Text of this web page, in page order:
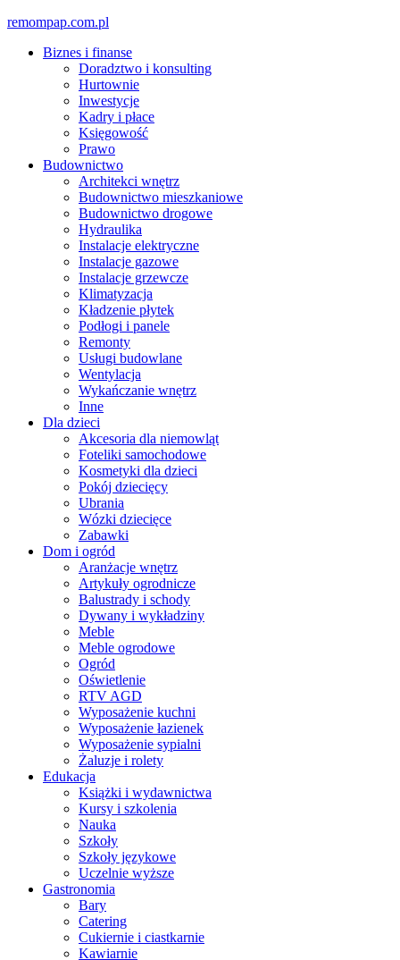
Skip
content
remompap.com.pl
Biznes i finanse
Doradztwo i konsulting
Hurtownie
Inwestycje
Kadry i płace
Księgowość
Prawo
Budownictwo
Architekci wnętrz
Budownictwo mieszkaniowe
Budownictwo drogowe
Hydraulika
Instalacje elektryczne
Instalacje gazowe
Instalacje grzewcze
Klimatyzacja
Kładzenie płytek
Podłogi i panele
Remonty
Usługi budowlane
Wentylacja
Wykańczanie wnętrz
Inne
Dla dzieci
Akcesoria dla niemowląt
Foteliki samochodowe
Kosmetyki dla dzieci
Pokój dziecięcy
Ubrania
Wózki dziecięce
Zabawki
Dom i ogród
Aranżacje wnętrz
Artykuły ogrodnicze
Balustrady i schody
Dywany i wykładziny
Meble
Meble ogrodowe
Ogród
Oświetlenie
RTV AGD
Wyposażenie kuchni
Wyposażenie łazienek
Wyposażenie sypialni
Żaluzje i rolety
Edukacja
Książki i wydawnictwa
Kursy i szkolenia
Nauka
Szkoły
Szkoły językowe
Uczelnie wyższe
Gastronomia
Bary
Catering
Cukiernie i ciastkarnie
Kawiarnie